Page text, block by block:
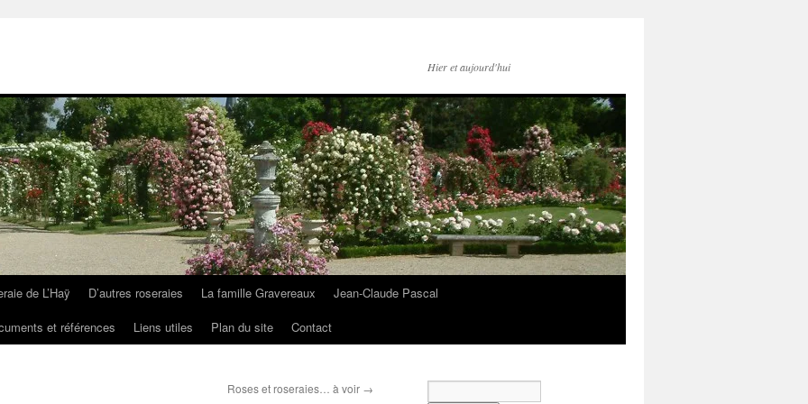
Hier et aujourd'hui
de L’Haÿ D’autres roseraies La famille Gravereaux
Jean-Claude Pascal
et références Liens utiles Plan du site Contact
Roses et roseraies… à voir →